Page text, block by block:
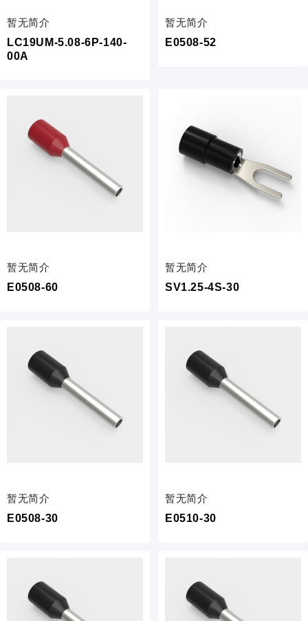
暂无简介
LC19UM-5.08-6P-140-
00A
暂无简介
E0508-52
暂无简介
E0508-60
暂无简介
SV1.25-4S-30
暂无简介
E0508-30
暂无简介
E0510-30